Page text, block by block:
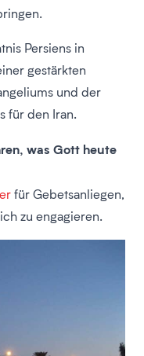
Persiens in
gestärkten
und der
für den Iran.
was Gott heute
für Gebetsanliegen,
zu engagieren.